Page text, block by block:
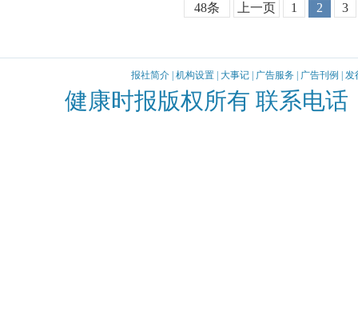
48条 上一页 1 2 3
报社简介 机构设置 大事记 广告服务 广告刊例 发
健康时报版权所有 联系电话